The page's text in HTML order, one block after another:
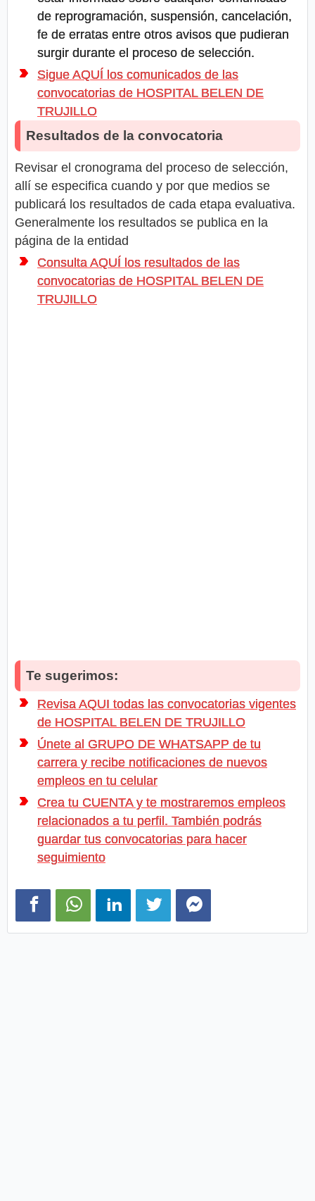
de reprogramación, suspensión, cancelación,
fe de erratas entre otros avisos que pudieran
surgir durante el proceso de selección.
Sigue AQUÍ los comunicados de las
convocatorias de HOSPITAL BELEN DE
TRUJILLO
Resultados de la convocatoria
Revisar el cronograma del proceso de selección,
allí se especifica cuando y por que medios se
publicará los resultados de cada etapa evaluativa.
Generalmente los resultados se publica en la
página de la entidad
Consulta AQUÍ los resultados de las
convocatorias de HOSPITAL BELEN DE
TRUJILLO
Te sugerimos:
Revisa AQUI todas las convocatorias vigentes
de HOSPITAL BELEN DE TRUJILLO
Únete al GRUPO DE WHATSAPP de tu
carrera y recibe notificaciones de nuevos
empleos en tu celular
Crea tu CUENTA y te mostraremos empleos
relacionados a tu perfil. También podrás
guardar tus convocatorias para hacer
seguimiento